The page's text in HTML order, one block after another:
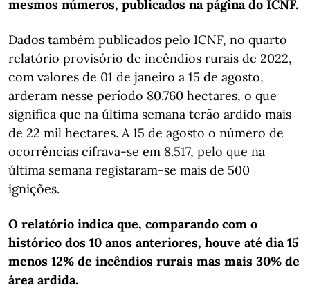
mesmos números, publicados na página do ICNF.
Dados também publicados pelo ICNF, no quarto
relatório provisório de incêndios rurais de 2022,
com valores de 01 de janeiro a 15 de agosto,
arderam nesse período 80.760 hectares, o que
significa que na última semana terão ardido mais
de 22 mil hectares. A 15 de agosto o número de
ocorrências cifrava-se em 8.517, pelo que na
última semana registaram-se mais de 500
ignições.
O relatório indica que, comparando com o
histórico dos 10 anos anteriores, houve até dia 15
menos 12% de incêndios rurais mas mais 30% de
área ardida.